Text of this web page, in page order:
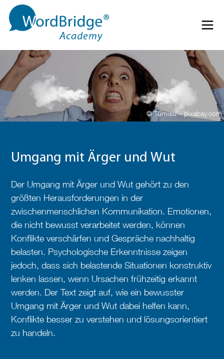
Direkt zum Inhalt springen
© Tumisu – pixabay.com
Umgang mit Ärger und Wut
Der Umgang mit Ärger und Wut gehört zu den
größten Herausforderungen in der
zwischenmenschlichen Kommunikation. Emotionen,
die nicht bewusst verarbeitet werden, können
Konflikte verschärfen und Gespräche nachhaltig
belasten. Psychologische Erkenntnisse zeigen
jedoch, dass sich belastende Situationen konstruktiv
lenken lassen, wenn Ursachen frühzeitig erkannt
werden. Der Text zeigt auf, wie ein bewusster
Umgang mit Ärger und Wut dabei helfen kann,
Konflikte besser zu verstehen und lösungsorientiert
zu handeln.